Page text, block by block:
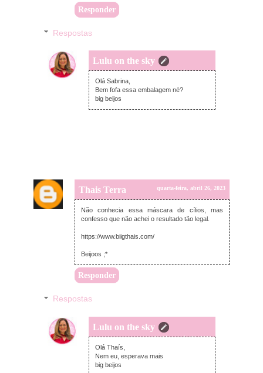
Responder
Respostas
Lulu on the sky
segunda-feira, maio 01, 2023
Olá Sabrina,
Bem fofa essa embalagem né?
big beijos
Thais Terra quarta-feira, abril 26, 2023
Não conhecia essa máscara de cílios, mas
confesso que não achei o resultado tão legal.
https://www.biigthais.com/
Beijoos ;*
Responder
Respostas
Lulu on the sky
segunda-feira, maio 01, 2023
Olá Thaís,
Nem eu, esperava mais
big beijos